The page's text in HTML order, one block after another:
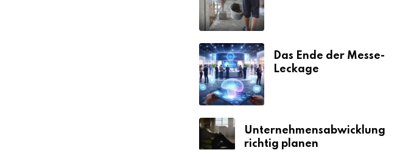
Das Ende der Messe-
Leckage
Unternehmensabwicklung
richtig planen